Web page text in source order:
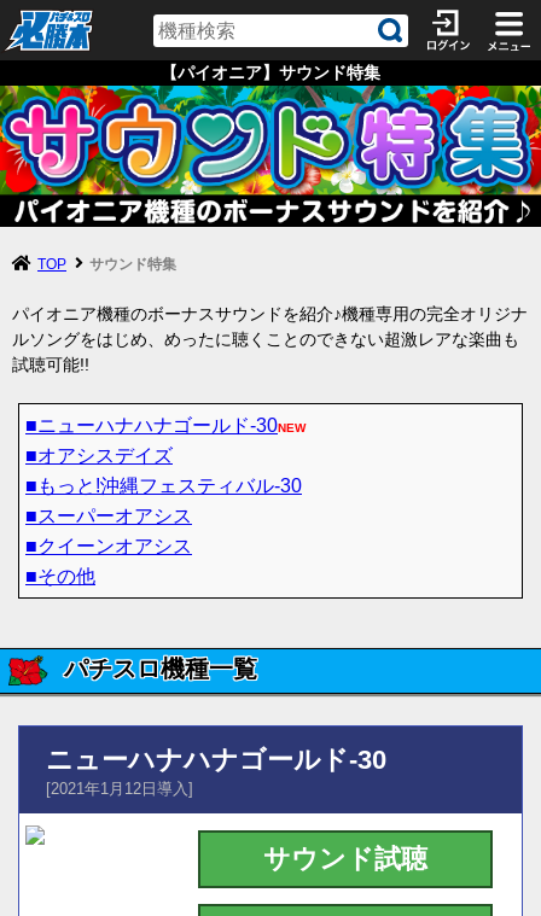
【パイオニア】サウンド特集
TOP サウンド特集
パイオニア機種のボーナスサウンドを紹介♪機種専用の完全オリジナ
ルソングをはじめ、めったに聴くことのできない超激レアな楽曲も
試聴可能!!
■ニューハナハナゴールド-30NEW
■オアシスデイズ
■もっと!沖縄フェスティバル-30
■スーパーオアシス
■クイーンオアシス
■その他
パチスロ機種一覧
ニューハナハナゴールド-30
[2021年1月12日導入]
サウンド試聴